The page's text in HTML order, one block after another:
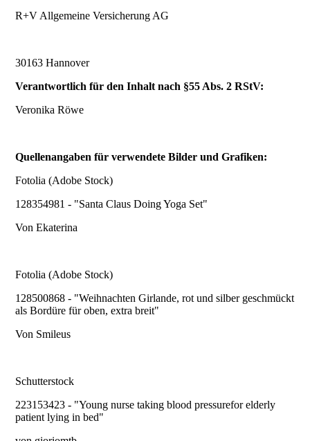
R+V Allgemeine Versicherung AG
30163 Hannover
Verantwortlich für den Inhalt nach §55 Abs. 2 RStV:
Veronika Röwe
Quellenangaben für verwendete Bilder und Grafiken:
Fotolia (Adobe Stock)
128354981 - "Santa Claus Doing Yoga Set"
Von Ekaterina
Fotolia (Adobe Stock)
128500868 - "Weihnachten Girlande, rot und silber geschmückt
als Bordüre für oben, extra breit"
Von Smileus
Schutterstock
223153423 - "Young nurse taking blood pressurefor elderly
patient lying in bed"